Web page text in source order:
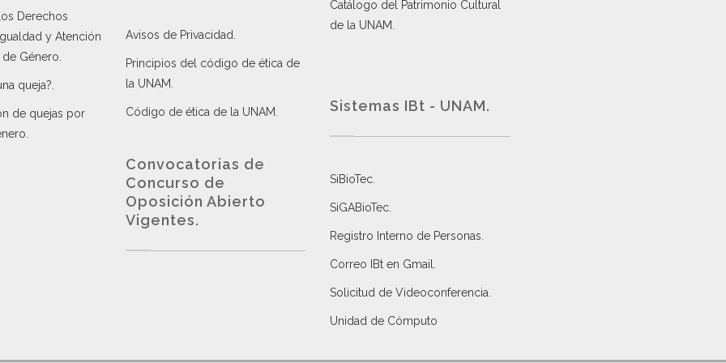
Derechos
y Atención
Género
queja?
de quejas por
Avisos de Privacidad
Principios del código de ética de
la UNAM
Código de ética de la UNAM
Convocatorias de
Concurso de
Oposición Abierto
Vigentes.
Catálogo del Patrimonio Cultural
de la UNAM.
Sistemas IBt - UNAM.
SiBioTec
SiGABioTec.
Registro Interno de Personas
Correo IBt en Gmail
Solicitud de Videoconferencia.
Unidad de Cómputo